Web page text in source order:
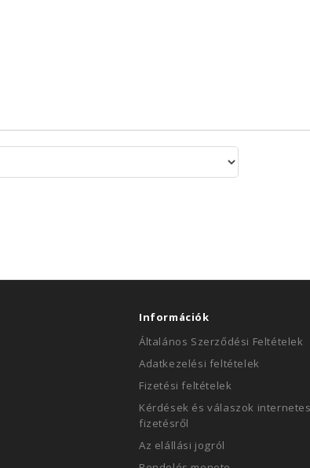
Információk
Általános Szerződési Feltételek
Adatkezelési feltételek
Fizetési feltételek
Kérdések és válaszok
fizetésről
Az elállási jogról